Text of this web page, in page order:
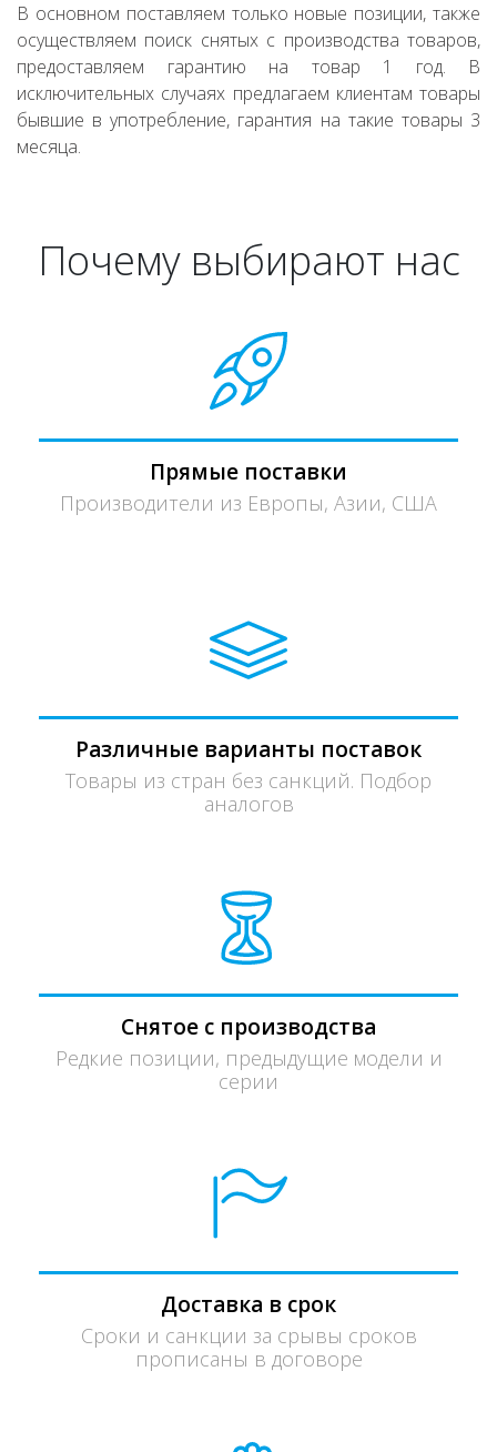
В основном поставляем только новые позиции, также
осуществляем поиск снятых с производства товаров,
предоставляем гарантию на товар 1 год. В
исключительных случаях предлагаем клиентам товары
бывшие в употребление, гарантия на такие товары 3
месяца.
Почему выбирают нас
Прямые поставки
Производители из Европы, Азии, США
Различные варианты поставок
Товары из стран без санкций. Подбор
аналогов
Снятое с производства
Редкие позиции, предыдущие модели и
серии
Доставка в срок
Сроки и санкции за срывы сроков
прописаны в договоре